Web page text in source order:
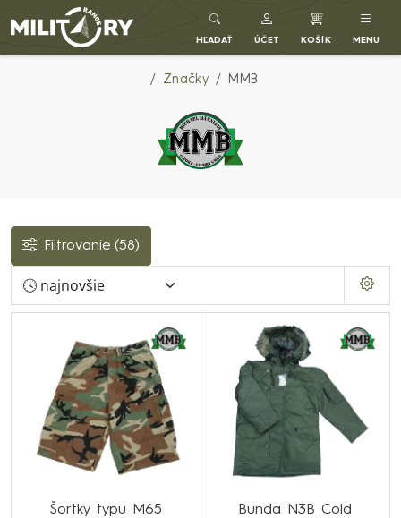
Army shop MILITARY RANGE SK
HĽADAŤ ÚČET KOŠÍK MENU
Značky MMB
Filtrovanie (58)
Šortky typu M65
Bunda N3B Cold